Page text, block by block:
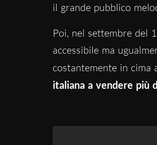
il grande pubblico
Poi, nel settembre del
accessibile ma
costantemente in cima
italiana a vendere più